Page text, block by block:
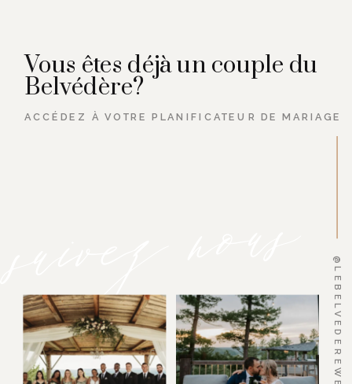
ACCÉDEZ À VOTRE PLANIFICATEUR DE MARIAGE
Vous êtes déjà un couple du
Belvédère?
suivez nous